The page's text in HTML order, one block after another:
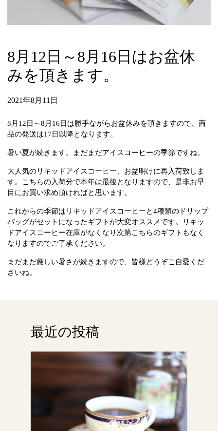
8月12日～8月16日はお盆休
みを頂きます。
2021年8月11日
8月12日～8月16日は勝手ながらお盆休みを頂きますので、商
品の発送は17日以降となります。
暑い夏が続きます。まだまだアイスコーヒーの季節ですね。
大人気のリキッドアイスコーヒー、お盆明けに再入荷致しま
す。こちらの入荷分で本年は最後となりますので、是非お早
目にお買い求め頂ければと思います。
これからの季節はリキッドアイスコーヒーと4種類のドリップ
バッグがセットになったギフトが大変オススメです。リキッ
ドアイスコーヒー在庫がなくなり次第こちらのギフトもなく
なりますのでご了承ください。
まだまだ厳しい暑さが続きますので、皆様どうぞご自愛くだ
さいね。
最近の投稿